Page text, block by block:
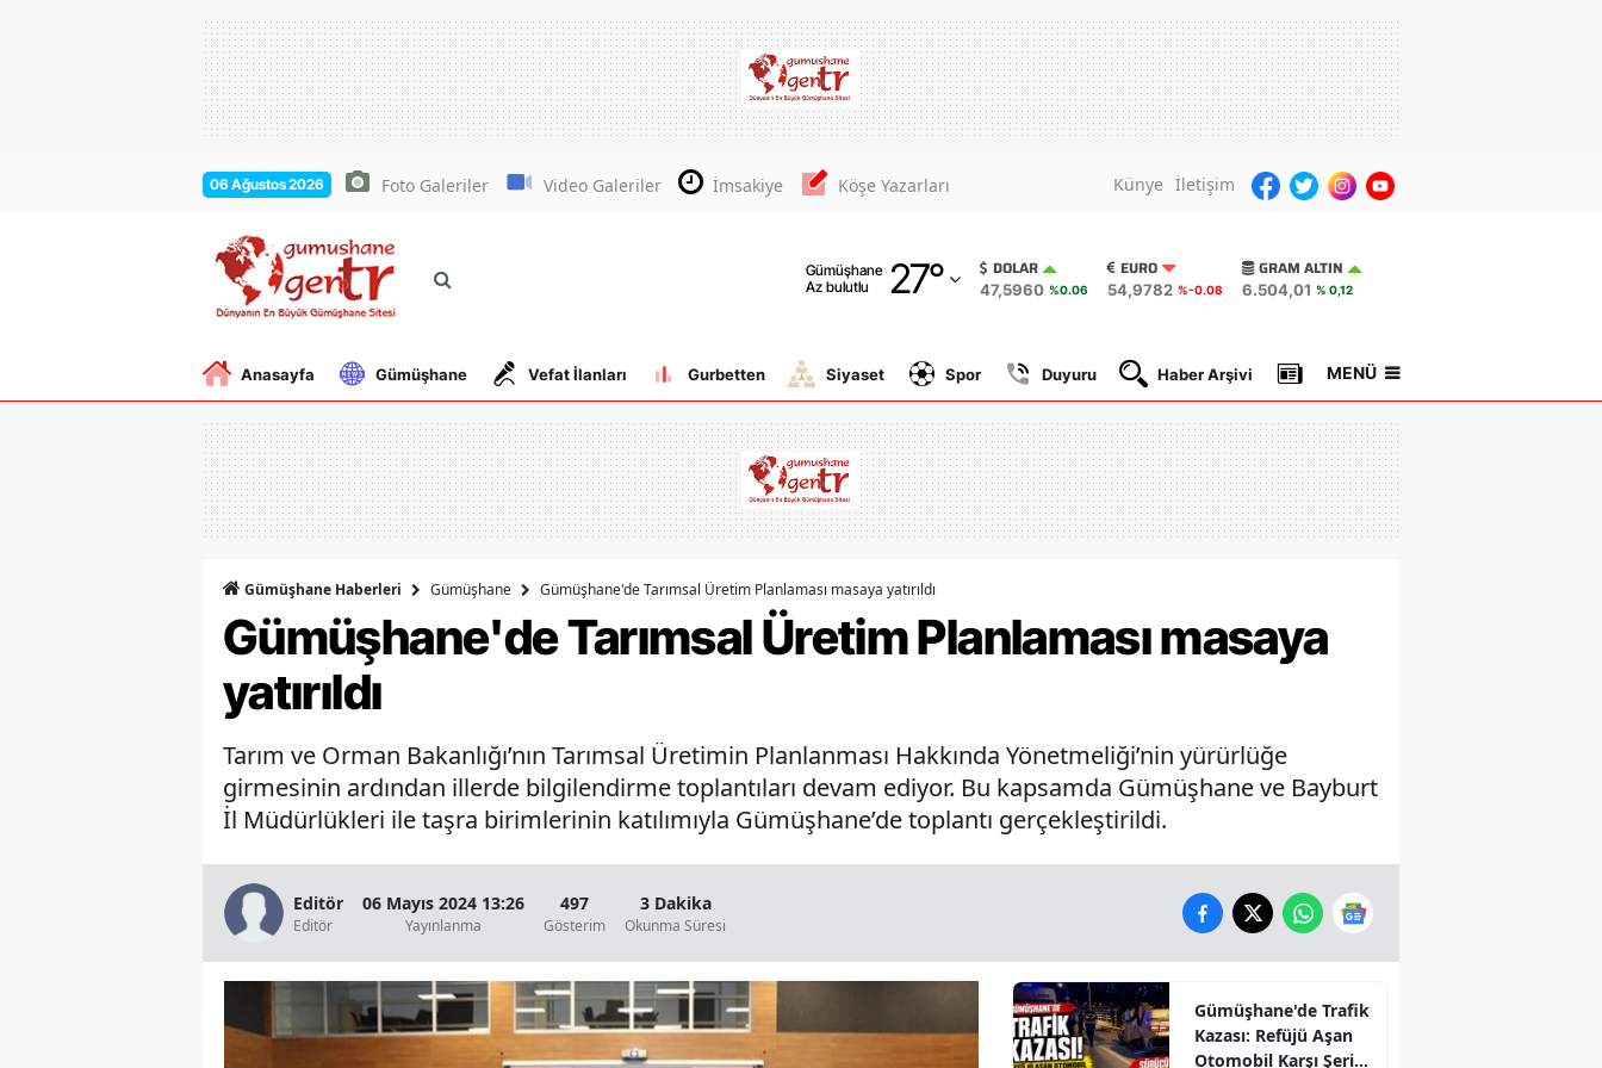
06 Ağustos 2026 Foto Galeriler Video Galeriler İmsakiye Köşe Yazarları Künye İletişim
Gümüşhane
Az bulutlu
27°
Adana
Adıyaman
Amasya
Antalya
Aydın
Balıkesir
Bitlis
Burdur
Bursa
DOLAR
47,5960 %0.06
EURO
54,9782 %-0.08
GRAM ALTIN
6.504,01 % 0,12
Anasayfa Gümüşhane Vefat İlanları Gurbetten Siyaset Spor Duyuru Haber Arşivi Gazete Manşetleri
MENÜ
Gümüşhane Haberleri Gümüşhane Gümüşhane'de Tarımsal Üretim Planlaması masaya yatırıldı
Gümüşhane'de Tarımsal Üretim Planlaması masaya
yatırıldı
Tarım ve Orman Bakanlığı’nın Tarımsal Üretimin Planlanması Hakkında Yönetmeliği’nin yürürlüğe
girmesinin ardından illerde bilgilendirme toplantıları devam ediyor. Bu kapsamda Gümüşhane ve Bayburt
İl Müdürlükleri ile taşra birimlerinin katılımıyla Gümüşhane’de toplantı gerçekleştirildi.
Editör
Editör
06 Mayıs 2024 13:26
Yayınlanma
497
Gösterim
3 Dakika
Okunma Süresi
Gümüşhane'de Trafik
Kazası: Refüjü Aşan
Otomobil Karşı Şeride